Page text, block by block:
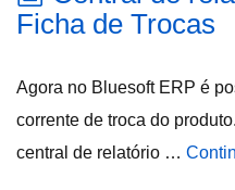
Ficha de Trocas
Agora no Bluesoft ERP é
corrente de troca do
central de relatório …